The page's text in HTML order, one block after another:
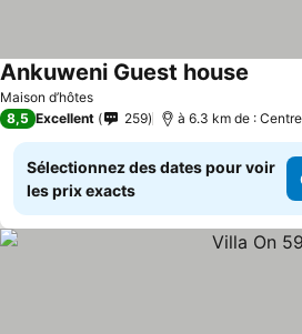
Maison d’hôtes
Ankuweni Guest house
8,5 Excellent 259 à 6.3 km de :
Sélectionnez des dates pour voir
les prix exacts